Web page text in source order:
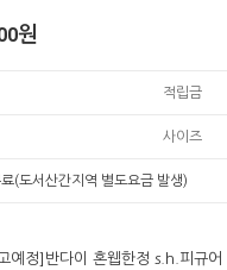
원
적립금
사이즈
(도서산간지역 별도요금 발생)
정]반다이 혼웹한정 s.h.피규어